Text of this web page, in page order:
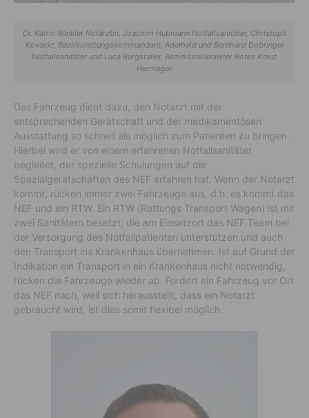
Dr. Katrin Winkler Notärztin, Joachim Hubmann Notfallsanitäter, Christoph
Kovacic, Bezirksrettungskommandant, Adelheid und Bernhard Dobringer
Notfallsanitäter und Luca Burgstaller, Bezirksstellenleiter Rotes Kreuz
Hermagor
Das Fahrzeug dient dazu, den Notarzt mit der
entsprechenden Gerätschaft und der medikamentösen
Ausstattung so schnell als möglich zum Patienten zu bringen.
Hierbei wird er von einem erfahrenen Notfallsanitäter
begleitet, der spezielle Schulungen auf die
Spezialgerätschaften des NEF erfahren hat. Wenn der Notarzt
kommt, rücken immer zwei Fahrzeuge aus, d.h. es kommt das
NEF und ein RTW. Ein RTW (Rettungs Transport Wagen) ist mit
zwei Sanitätern besetzt, die am Einsatzort das NEF Team bei
der Versorgung des Notfallpatienten unterstützen und auch
den Transport ins Krankenhaus übernehmen. Ist auf Grund der
Indikation ein Transport in ein Krankenhaus nicht notwendig,
rücken die Fahrzeuge wieder ab. Fordert ein Fahrzeug vor Ort
das NEF nach, weil sich herausstellt, dass ein Notarzt
gebraucht wird, ist dies somit flexibel möglich.